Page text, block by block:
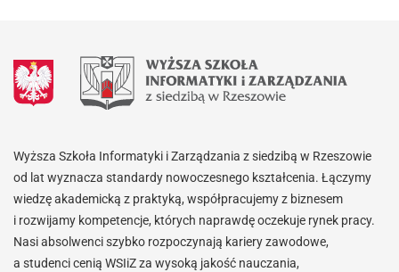
Wyższa Szkoła Informatyki i Zarządzania z siedzibą w Rzeszowie
od lat wyznacza standardy nowoczesnego kształcenia. Łączymy
wiedzę akademicką z praktyką, współpracujemy z biznesem
i rozwijamy kompetencje, których naprawdę oczekuje rynek pracy.
Nasi absolwenci szybko rozpoczynają kariery zawodowe,
a studenci cenią WSIiZ za wysoką jakość nauczania,